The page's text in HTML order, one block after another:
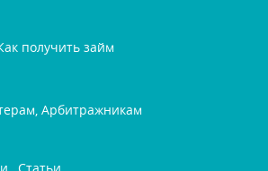
получить займ
Арбитражникам